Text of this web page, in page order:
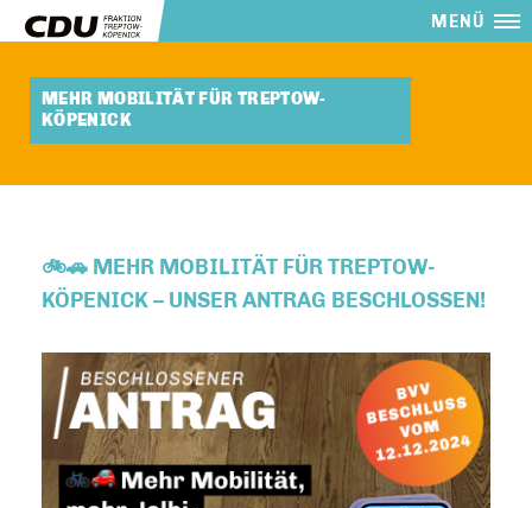
MENÜ
MEHR MOBILITÄT FÜR TREPTOW-
KÖPENICK
🚲🚗 MEHR MOBILITÄT FÜR TREPTOW-
KÖPENICK – UNSER ANTRAG BESCHLOSSEN!